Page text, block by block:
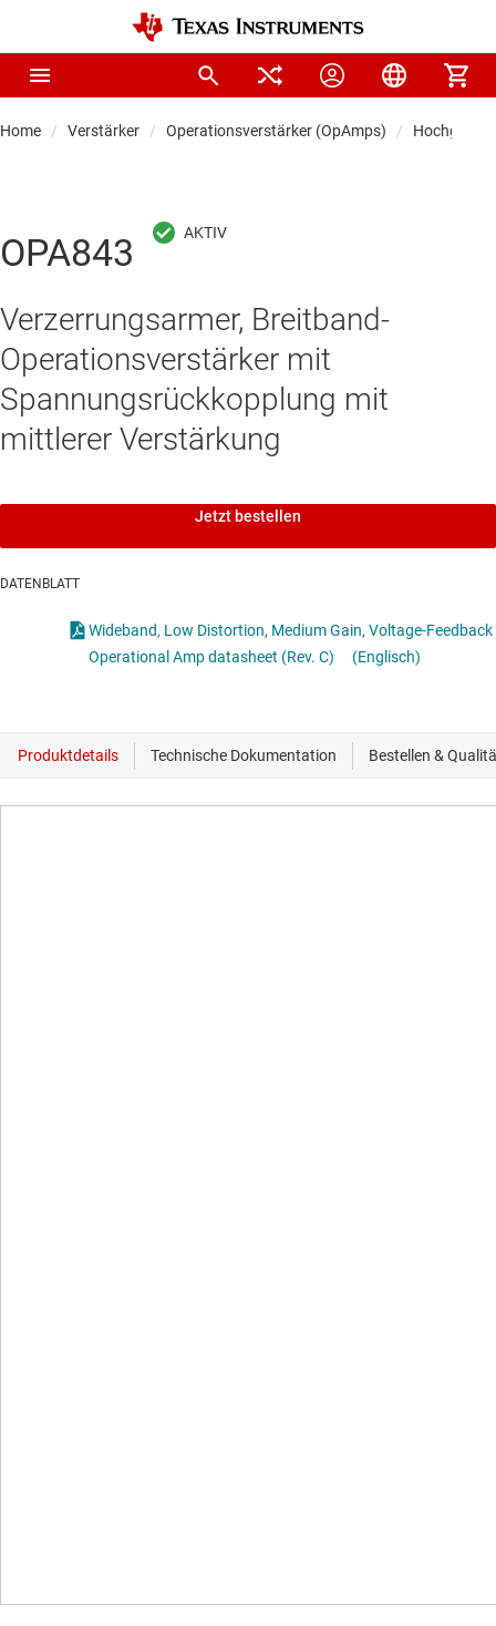
Home Verstärker Operationsverstärker (OpAmps)
OPA843
Verzerrungsarmer, Breitband-
Operationsverstärker mit
Spannungsrückkopplung mit
mittlerer Verstärkung
Jetzt bestellen
DATENBLATT
Wideband, Low Distortion, Medium Gain, Voltage-Feedback
Operational Amp datasheet (Rev. C)
(Englisch)